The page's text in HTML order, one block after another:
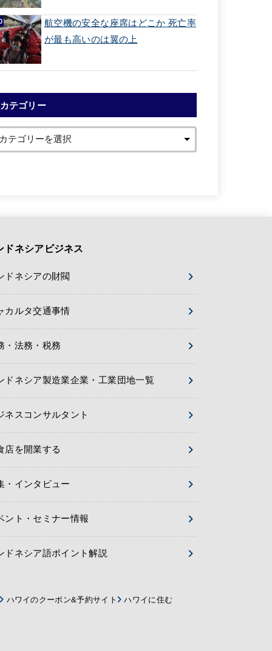
航空機の安全な座席はどこか 死亡率
が最も高いのは翼の上
カテゴリー
ドネシアビジネス
ドネシアの財閥
カルタ交通事情
・法務・税務
ドネシア製造業企業・工業団地一覧
ネスコンサルタント
店を開業する
・インタビュー
ント・セミナー情報
ドネシア語ポイント解説
ハワイのクーポン&予約サイト ハワイに住む